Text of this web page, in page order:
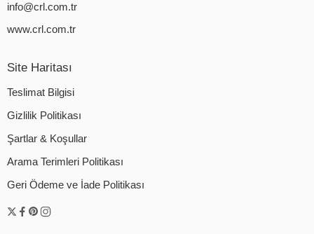
info@crl.com.tr
www.crl.com.tr
Site Haritası
Teslimat Bilgisi
Gizlilik Politikası
Şartlar & Koşullar
Arama Terimleri Politikası
Geri Ödeme ve İade Politikası